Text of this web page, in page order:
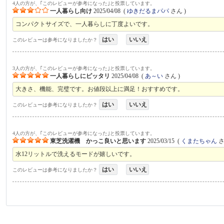
4人の方が、｢このレビューが参考になった｣と投票しています。
一人暮らし向け 2025/04/08 (ゆきだるまパパ さん )
コンパクトサイズで、一人暮らしに丁度よいです。
このレビューは参考になりましたか？ はい いいえ
3人の方が、｢このレビューが参考になった｣と投票しています。
一人暮らしにピッタリ 2025/04/08 (あ～い さん )
大きさ、機能、完璧です。お値段以上に満足！おすすめです。
このレビューは参考になりましたか？ はい いいえ
4人の方が、｢このレビューが参考になった｣と投票しています。
東芝洗濯機 かっこ良いと思います 2025/03/15 ( くまたちゃん
水12リットルで洗えるモードが嬉しいです。
このレビューは参考になりましたか？ はい いいえ